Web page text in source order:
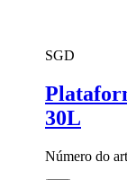
SGD
30L
Número do